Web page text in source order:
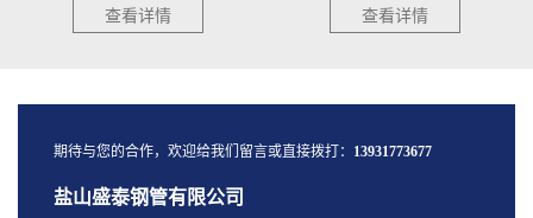
查看详情 查看详情
期待与您的合作，欢迎给我们留言或直接拨打： 13931773677
盐山盛泰钢管有限公司